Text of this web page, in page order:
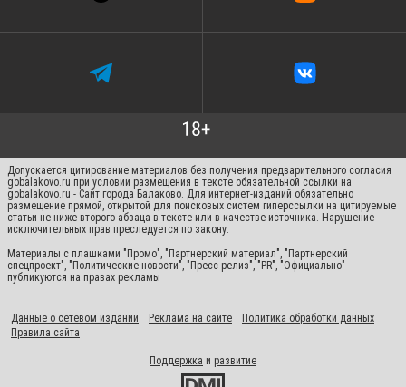
Допускается цитирование материалов без получения предварительного согласия
gobalakovo.ru при условии размещения в тексте обязательной ссылки на
gobalakovo.ru - Сайт города Балаково. Для интернет-изданий обязательно
размещение прямой, открытой для поисковых систем гиперссылки на цитируемые
статьи не ниже второго абзаца в тексте или в качестве источника. Нарушение
исключительных прав преследуется по закону.
Материалы с плашками "Промо", "Партнерский материал", "Партнерский
спецпроект", "Политические новости", "Пресс-релиз", "PR", "Официально"
публикуются на правах рекламы
Данные о сетевом издании Реклама на сайте
Политика обработки данных
Правила сайта
Поддержка и развитие